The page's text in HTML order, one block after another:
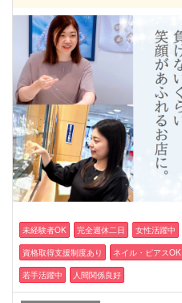
未経験者OK 完全週休二日 女性活躍中
資格取得支援制度あり
ネイル・ピアスOK
若手活躍中
人間関係良好